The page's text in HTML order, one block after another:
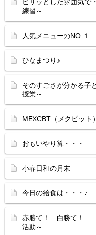
ピリッとした雰
練習～
人気メニュー
ひなまつ
そのすごさが分か
授業～
MEXCBT（メクビット
おもいやり算
小春日和の月末
今日の給食は・・・♪
赤勝て！ 白
活動～